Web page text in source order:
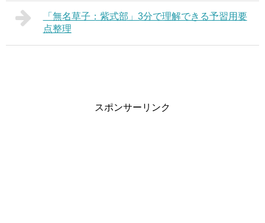
「無名草子：紫式部」3分で理解できる予習用要
点整理
スポンサーリンク